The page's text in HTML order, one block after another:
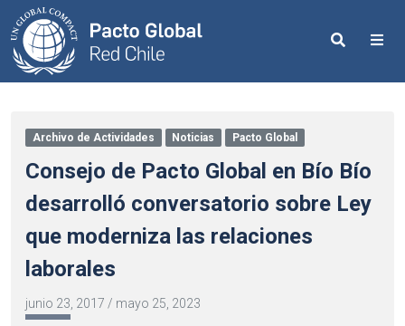
Search
Archivo de Actividades Noticias Pacto Global
Consejo de Pacto Global en Bío Bío
desarrolló conversatorio sobre Ley
que moderniza las relaciones
laborales
junio 23, 2017 / mayo 25, 2023